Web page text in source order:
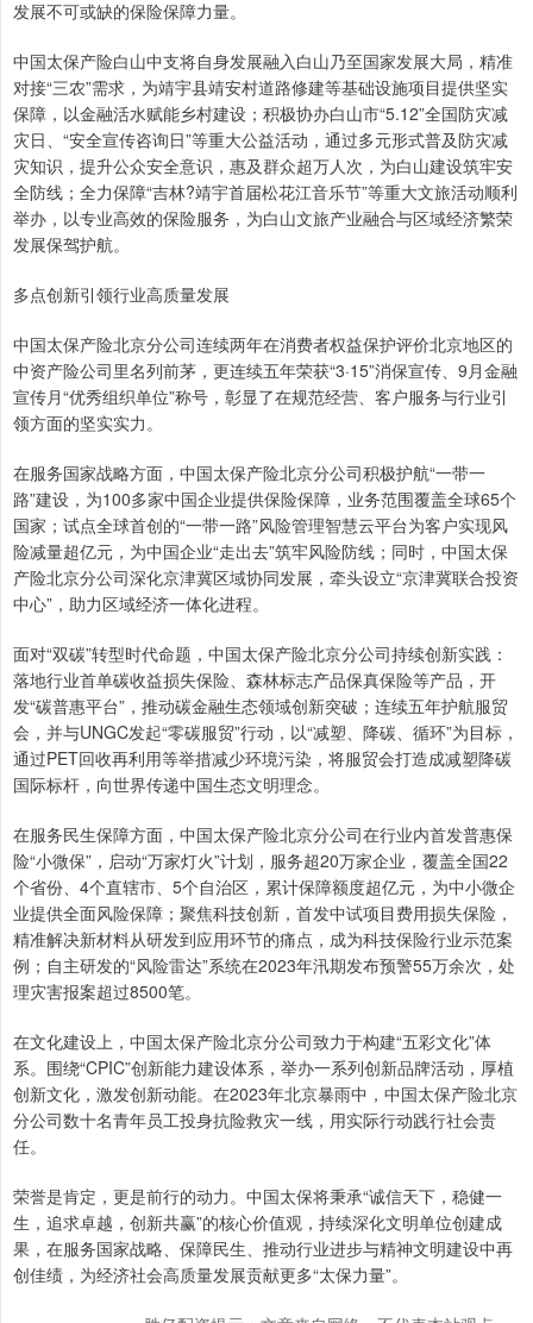
发展不可或缺的保险保障力量。
中国太保产险白山中支将自身发展融入白山乃至国家发展大局，精准
对接“三农”需求，为靖宇县靖安村道路修建等基础设施项目提供坚实
保障，以金融活水赋能乡村建设；积极协办白山市“5.12”全国防灾减
灾日、“安全宣传咨询日”等重大公益活动，通过多元形式普及防灾减
灾知识，提升公众安全意识，惠及群众超万人次，为白山建设筑牢安
全防线；全力保障“吉林?靖宇首届松花江音乐节”等重大文旅活动顺利
举办，以专业高效的保险服务，为白山文旅产业融合与区域经济繁荣
发展保驾护航。
多点创新引领行业高质量发展
中国太保产险北京分公司连续两年在消费者权益保护评价北京地区的
中资产险公司里名列前茅，更连续五年荣获“3·15”消保宣传、9月金融
宣传月“优秀组织单位”称号，彰显了在规范经营、客户服务与行业引
领方面的坚实实力。
在服务国家战略方面，中国太保产险北京分公司积极护航“一带一
路”建设，为100多家中国企业提供保险保障，业务范围覆盖全球65个
国家；试点全球首创的“一带一路”风险管理智慧云平台为客户实现风
险减量超亿元，为中国企业“走出去”筑牢风险防线；同时，中国太保
产险北京分公司深化京津冀区域协同发展，牵头设立“京津冀联合投资
中心”，助力区域经济一体化进程。
面对“双碳”转型时代命题，中国太保产险北京分公司持续创新实践：
落地行业首单碳收益损失保险、森林标志产品保真保险等产品，开
发“碳普惠平台”，推动碳金融生态领域创新突破；连续五年护航服贸
会，并与UNGC发起“零碳服贸”行动，以“减塑、降碳、循环”为目标，
通过PET回收再利用等举措减少环境污染，将服贸会打造成减塑降碳
国际标杆，向世界传递中国生态文明理念。
在服务民生保障方面，中国太保产险北京分公司在行业内首发普惠保
险“小微保”，启动“万家灯火”计划，服务超20万家企业，覆盖全国22
个省份、4个直辖市、5个自治区，累计保障额度超亿元，为中小微企
业提供全面风险保障；聚焦科技创新，首发中试项目费用损失保险，
精准解决新材料从研发到应用环节的痛点，成为科技保险行业示范案
例；自主研发的“风险雷达”系统在2023年汛期发布预警55万余次，处
理灾害报案超过8500笔。
在文化建设上，中国太保产险北京分公司致力于构建“五彩文化”体
系。围绕“CPIC”创新能力建设体系，举办一系列创新品牌活动，厚植
创新文化，激发创新动能。在2023年北京暴雨中，中国太保产险北京
分公司数十名青年员工投身抗险救灾一线，用实际行动践行社会责
任。
荣誉是肯定，更是前行的动力。中国太保将秉承“诚信天下，稳健一
生，追求卓越，创新共赢”的核心价值观，持续深化文明单位创建成
果，在服务国家战略、保障民生、推动行业进步与精神文明建设中再
创佳绩，为经济社会高质量发展贡献更多“太保力量”。